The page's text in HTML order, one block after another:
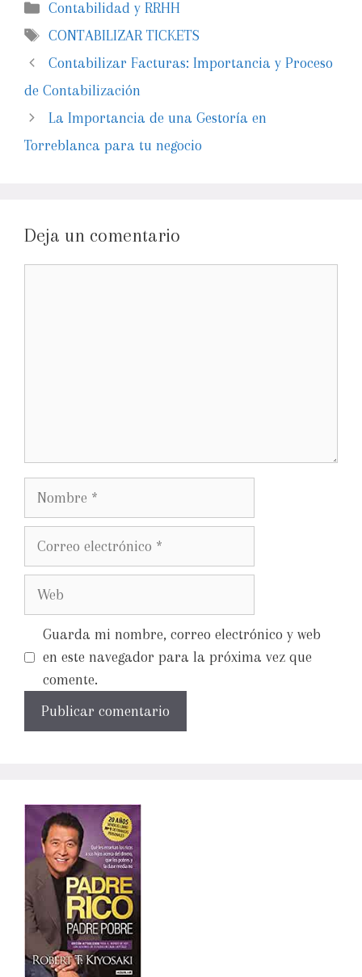
Contabilidad y RRHH
CONTABILIZAR TICKETS
Contabilizar Facturas: Importancia y Proceso
de Contabilización
La Importancia de una Gestoría en
Torreblanca para tu negocio
Deja un comentario
Guarda mi nombre, correo electrónico y web
en este navegador para la próxima vez que
comente.